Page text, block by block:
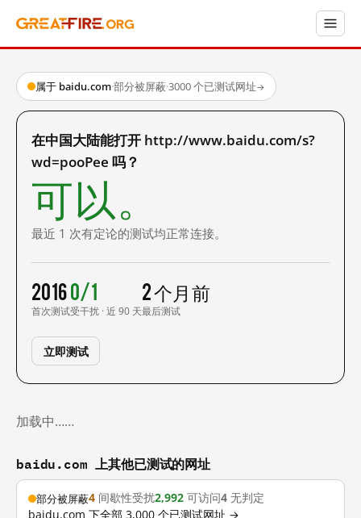
属于 baidu.com·部分被屏蔽·3000 个已测试网址→
在中国大陆能打开 http://www.baidu.com/s?
wd=pooPee 吗？
可以。
最近 1 次有定论的测试均正常连接。
2016
首次测试
0/1
受干扰 · 近 90 天
2 个月前
最后测试
立即测试
加载中……
baidu.com 上其他已测试的网址
部分被屏蔽4 间歇性受扰2,992 可访问4 无判定
baidu.com 下全部 3,000 个已测试网址 →